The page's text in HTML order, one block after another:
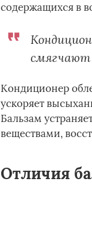
содержащихся в
смягчают
Кондиционер
ускоряет
Бальзам
веществами,
Отличия